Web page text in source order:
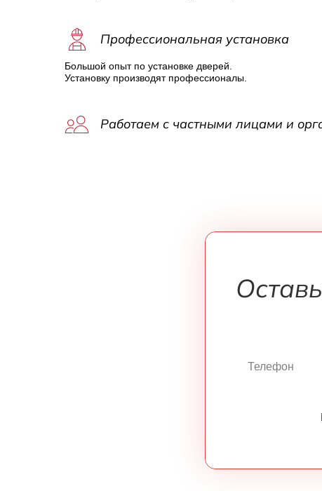
Профессиональная установка
Большой опыт по установке дверей.
Установку производят профессионалы.
Работаем с частными лицами и